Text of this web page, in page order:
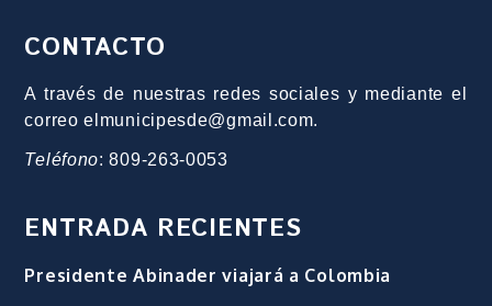
CONTACTO
A través de nuestras redes sociales y mediante el
correo elmunicipesde@gmail.com.
Teléfono: 809-263-0053
ENTRADA RECIENTES
Presidente Abinader viajará a Colombia